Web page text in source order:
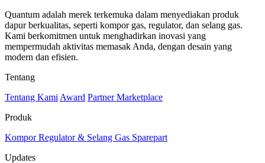
Quantum adalah merek terkemuka dalam menyediakan produk
dapur berkualitas, seperti kompor gas, regulator, dan selang gas.
Kami berkomitmen untuk menghadirkan inovasi yang
mempermudah aktivitas memasak Anda, dengan desain yang
modern dan efisien.
Tentang
Tentang Kami Award Partner Marketplace
Produk
KomporRegulator & Selang Gas Sparepart
Updates